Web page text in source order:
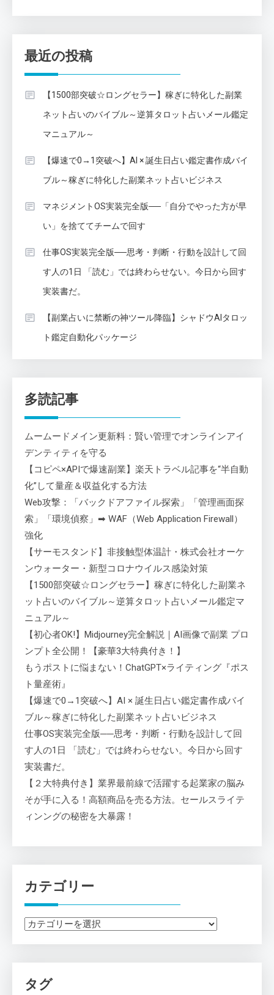
最近の投稿
【1500部突破☆ロングセラー】稼ぎに特化した副業
ネット占いのバイブル～逆算タロット占いメール鑑定
マニュアル～
【爆速で0→1突破へ】AI × 誕生日占い鑑定書作成バイ
ブル～稼ぎに特化した副業ネット占いビジネス
マネジメントOS実装完全版──「自分でやった方が早
い」を捨ててチームで回す
仕事OS実装完全版──思考・判断・行動を設計して回
す人の1日 「読む」では終わらせない。今日から回す
実装書だ。
【副業占いに禁断の神ツール降臨】シャドウAIタロッ
ト鑑定自動化パッケージ
多読記事
ムームードメイン更新料：賢い管理でオンラインアイ
デンティティを守る
【コピペ×APIで爆速副業】楽天トラベル記事を“半自動
化”して量産＆収益化する方法
Web攻撃：「バックドアファイル探索」「管理画面探
索」「環境偵察」➡ WAF（Web Application Firewall）
強化
【サーモスタンド】非接触型体温計・株式会社オーケ
ンウォーター・新型コロナウイルス感染対策
【1500部突破☆ロングセラー】稼ぎに特化した副業ネ
ット占いのバイブル～逆算タロット占いメール鑑定マ
ニュアル～
【初心者OK!】Midjourney完全解説｜AI画像で副業 プロ
ンプト全公開！【豪華3大特典付き！】
もうポストに悩まない！ChatGPT×ライティング『ポス
ト量産術』
【爆速で0→1突破へ】AI × 誕生日占い鑑定書作成バイ
ブル～稼ぎに特化した副業ネット占いビジネス
仕事OS実装完全版──思考・判断・行動を設計して回
す人の1日 「読む」では終わらせない。今日から回す
実装書だ。
【２大特典付き】業界最前線で活躍する起業家の脳み
そが手に入る！高額商品を売る方法。セールスライテ
ィンングの秘密を大暴露！
カテゴリー
カ
ー
タグ